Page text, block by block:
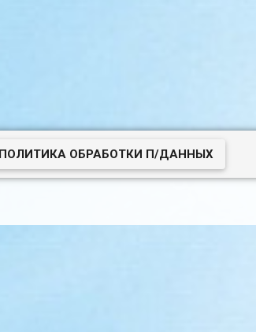
ПОЛИТИКА ОБРАБОТКИ П/ДАННЫХ